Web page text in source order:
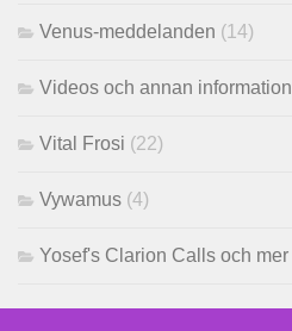
Venus-meddelanden (14)
Videos och annan information
Vital Frosi (22)
Vywamus (4)
Yosef's Clarion Calls och mer